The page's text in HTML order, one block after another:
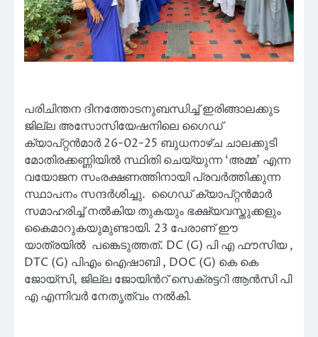
പരിചിന്തന ദിനത്തോടനുബന്ധിച്ച് ഇരിങ്ങാലക്കുട
ജില്ല അസോസിയേഷനിലെ ഗൈഡ്
ക്യാപ്റ്റൻമാർ 26-02-25 ബുധനാഴ്ച ചാലക്കുടി
മോതിരക്കണ്ണിയിൽ സ്ഥിതി ചെയ്യുന്ന ‘അമ്മ’ എന്ന
വയോജന സംരക്ഷണത്തിനായി പ്രവർത്തിക്കുന്ന
സ്ഥാപനം സന്ദർശിച്ചു. ഗൈഡ് ക്യാപ്റ്റൻമാർ
സമാഹരിച്ച് നൽകിയ തുകയും ഭക്ഷ്യവസ്തുക്കളും
കൈമാറുകയുമുണ്ടായി. 23 പേരാണ് ഈ
യാത്രയിൽ പങ്കെടുത്തത്. DC (G) പി എ ഫൗസിയ ,
DTC (G) പിഎം ഐഷാബി , DOC (G) കെ കെ
ജോയ്സി, ജില്ല ജോയിൻറ് സെക്രട്ടറി ആൻസി പി
എ എന്നിവർ നേതൃത്വം നൽകി.